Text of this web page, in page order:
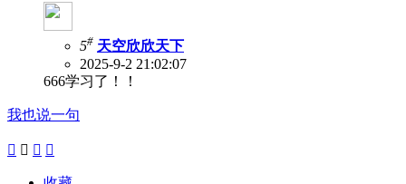
5# 天空欣欣天下
2025-9-2 21:02:07
666学习了！！
我也说一句
   